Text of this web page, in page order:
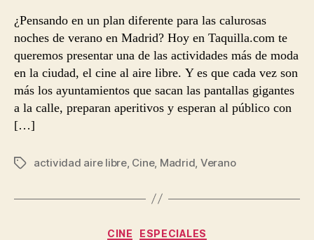
¿Pensando en un plan diferente para las calurosas
noches de verano en Madrid? Hoy en Taquilla.com te
queremos presentar una de las actividades más de moda
en la ciudad, el cine al aire libre. Y es que cada vez son
más los ayuntamientos que sacan las pantallas gigantes
a la calle, preparan aperitivos y esperan al público con
[…]
Etiquetas
actividad aire libre, Cine, Madrid Verano
Categorías
CINE ESPECIALES